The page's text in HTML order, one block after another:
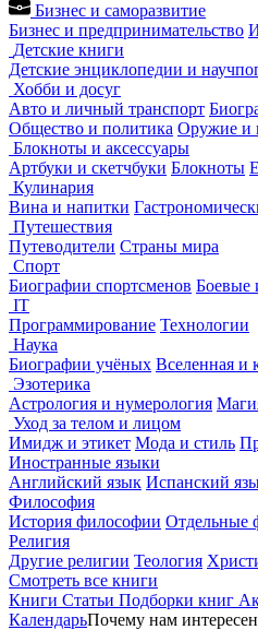
Бизнес и саморазвитие
Бизнес и предпринимательство
Детские книги
Детские энциклопедии и
Хобби и досуг
Авто и личный транспорт
Общество и политика Оружие и
Блокноты и аксессуары
Артбуки и скетчбуки Блокноты
Кулинария
Вина и напитки
Путешествия
Путеводители Страны мира
Спорт
Биографии спортсменов Боевые
IT
Программирование Технологии
Наука
Биографии учёных Вселенная и
Эзотерика
Астрология и нумерология
Уход за телом и лицом
Имидж и этикет Мода и стиль
Иностранные языки
Английский язык Испанский
Философия
История философии Отдельные
Религия
Другие религии Теология
Смотреть все книги
Книги Статьи Подборки книг
КалендарьПочему нам